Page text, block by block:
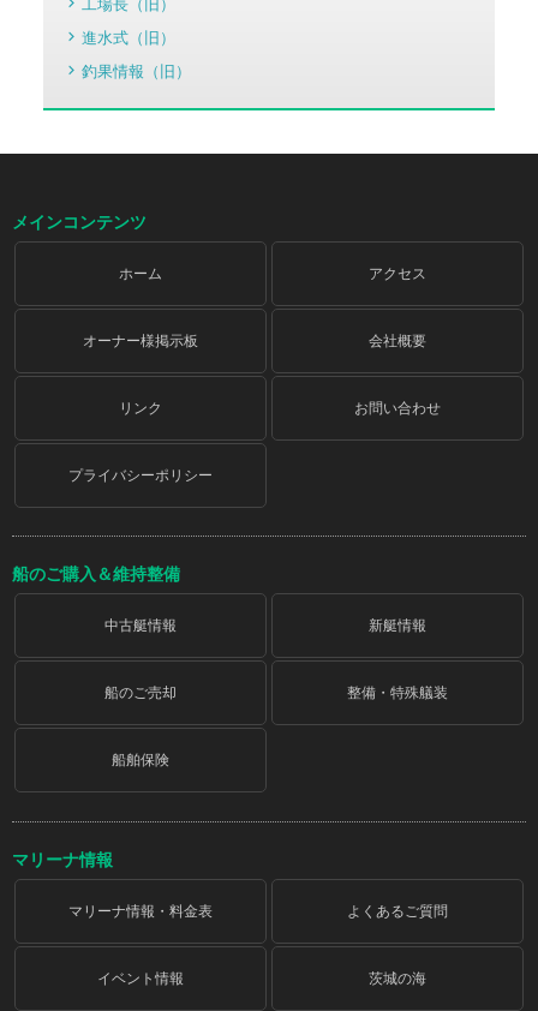
工場長（旧）
進水式（旧）
釣果情報（旧）
メインコンテンツ
ホーム アクセス
オーナー様掲示板 会社概要
リンク お問い合わせ
プライバシーポリシー
船のご購入＆維持整備
中古艇情報 新艇情報
船のご売却 整備・特殊艤装
船舶保険
マリーナ情報
マリーナ情報・料金表 よくあるご質問
イベント情報 茨城の海